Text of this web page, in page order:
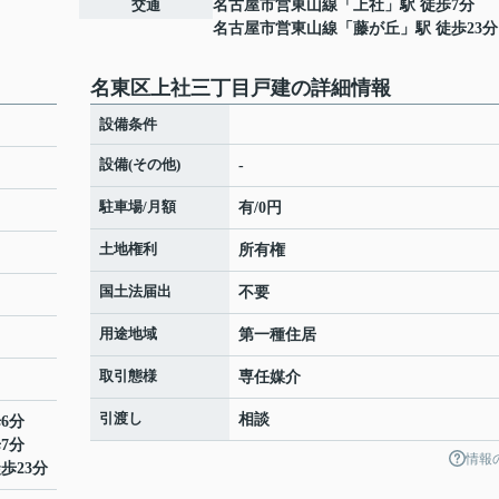
交通 名古屋市営東山線 「 上社 」駅 徒歩7分
名古屋市営東山線 「 藤が丘 」駅 徒歩23分
分
分
23分
名東区上社三丁目戸建の詳細情報
設備条件
設備(その他) -
駐車場/月額 有/0円
土地権利 所有権
国土法届出 不要
用途地域 第一種住居
取引態様 専任媒介
引渡し 相談
情報